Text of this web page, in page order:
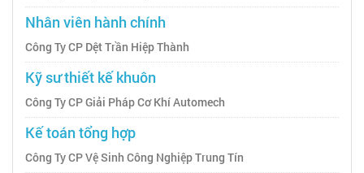
Nhân viên hành chính
Công Ty CP Dệt Trần Hiệp Thành
Kỹ sư thiết kế khuôn
Công Ty CP Giải Pháp Cơ Khí Automech
Kế toán tổng hợp
Công Ty CP Vệ Sinh Công Nghiệp Trung Tín